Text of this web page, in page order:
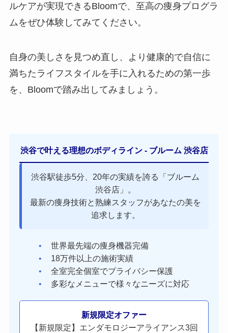
ルケアが実現できるBloomで、至高の痩身プログラ
ムをぜひ体験してみてください。
自身の美しさを見つめ直し、より健康的で自信に
満ちたライフスタイルを手に入れるための第一歩
を、Bloomで踏み出してみましょう。
渋谷で叶える理想のボディライン - ブルーム 渋谷店
渋谷駅徒歩5分、20年の実績を誇る「ブルーム
渋谷店」。
最新の痩身技術と熟練スタッフがあなたの美を
追求します。
世界最先端の痩身機器完備
18万件以上の施術実績
全室完全個室でプライバシー保護
多彩なメニューで様々なニーズに対応
新規限定オファー
【新規限定】エンダモロジーアライアンス3回